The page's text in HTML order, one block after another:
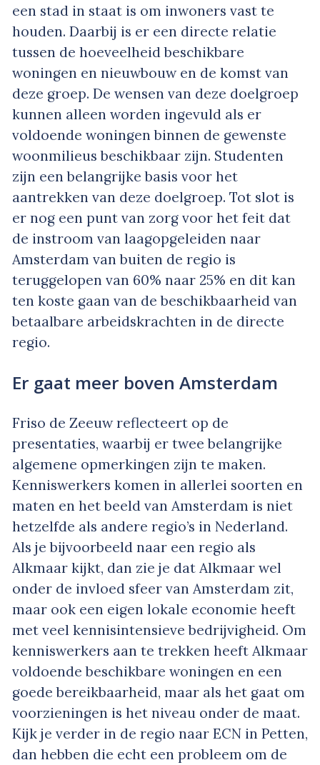
een stad in staat is om inwoners vast te
houden. Daarbij is er een directe relatie
tussen de hoeveelheid beschikbare
woningen en nieuwbouw en de komst van
deze groep. De wensen van deze doelgroep
kunnen alleen worden ingevuld als er
voldoende woningen binnen de gewenste
woonmilieus beschikbaar zijn. Studenten
zijn een belangrijke basis voor het
aantrekken van deze doelgroep. Tot slot is
er nog een punt van zorg voor het feit dat
de instroom van laagopgeleiden naar
Amsterdam van buiten de regio is
teruggelopen van 60% naar 25% en dit kan
ten koste gaan van de beschikbaarheid van
betaalbare arbeidskrachten in de directe
regio.
Er gaat meer boven Amsterdam
Friso de Zeeuw reflecteert op de
presentaties, waarbij er twee belangrijke
algemene opmerkingen zijn te maken.
Kenniswerkers komen in allerlei soorten en
maten en het beeld van Amsterdam is niet
hetzelfde als andere regio’s in Nederland.
Als je bijvoorbeeld naar een regio als
Alkmaar kijkt, dan zie je dat Alkmaar wel
onder de invloed sfeer van Amsterdam zit,
maar ook een eigen lokale economie heeft
met veel kennisintensieve bedrijvigheid. Om
kenniswerkers aan te trekken heeft Alkmaar
voldoende beschikbare woningen en een
goede bereikbaarheid, maar als het gaat om
voorzieningen is het niveau onder de maat.
Kijk je verder in de regio naar ECN in Petten,
dan hebben die echt een probleem om de